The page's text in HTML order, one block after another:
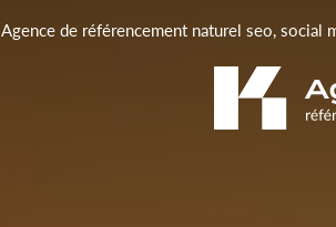
Agence de référencement naturel seo,